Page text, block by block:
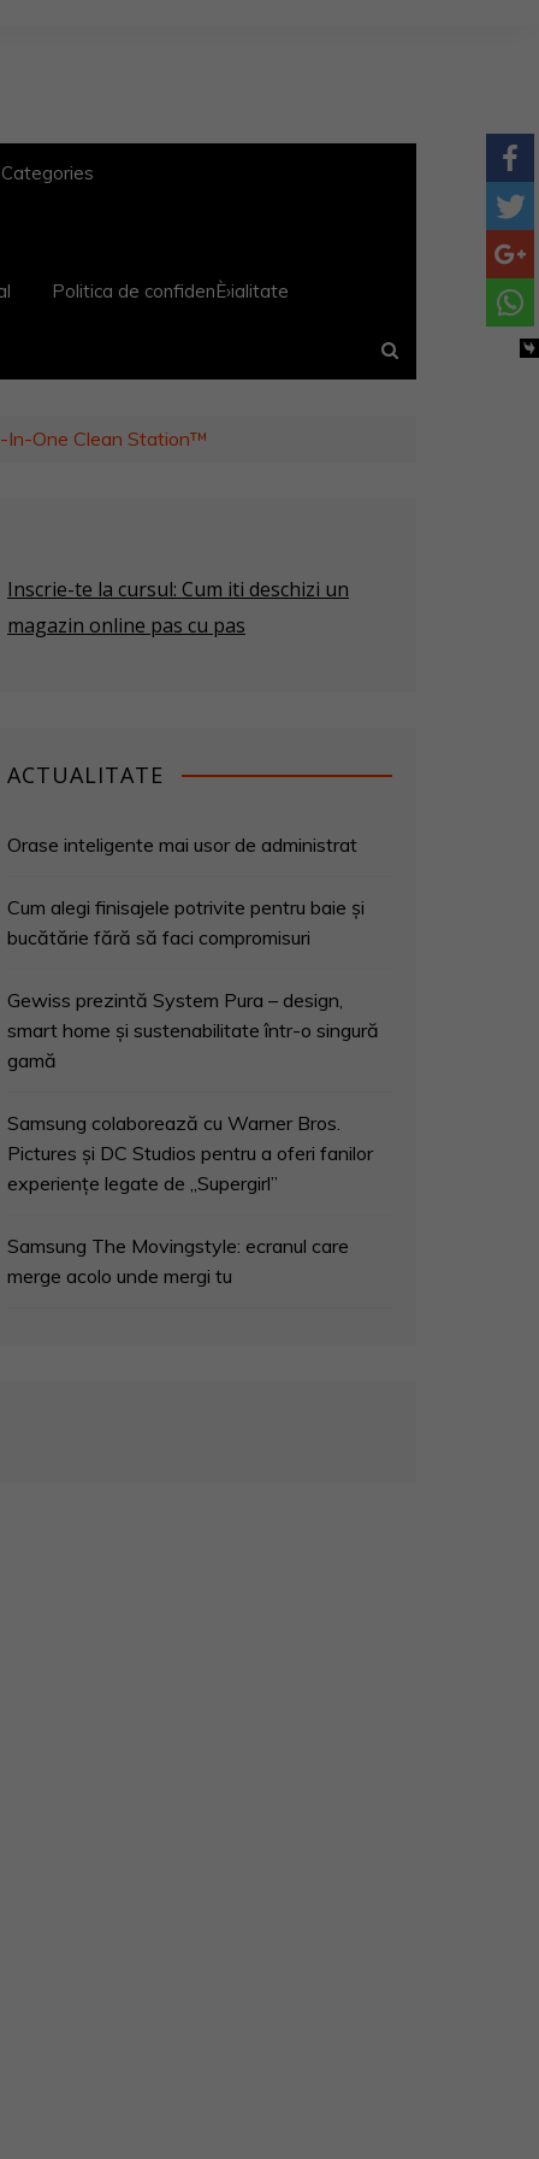
Politica de confidenÈ›ialitate
In-One Clean Station™
Inscrie-te la cursul: Cum iti deschizi un
magazin online pas cu pas
ACTUALITATE
Orase inteligente mai usor de administrat
Cum alegi finisajele potrivite pentru baie și
bucătărie fără să faci compromisuri
Gewiss prezintă System Pura – design,
smart home și sustenabilitate într-o singură
gamă
Samsung colaborează cu Warner Bros.
Pictures și DC Studios pentru a oferi fanilor
experiențe legate de „Supergirl”
Samsung The Movingstyle: ecranul care
merge acolo unde mergi tu